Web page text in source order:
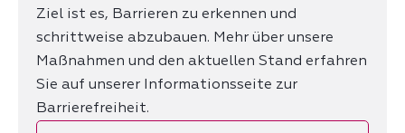
Ziel ist es, Barrieren zu erkennen und
schrittweise abzubauen. Mehr über unsere
Maßnahmen und den aktuellen Stand erfahren
Sie auf unserer Informationsseite zur
Barrierefreiheit.